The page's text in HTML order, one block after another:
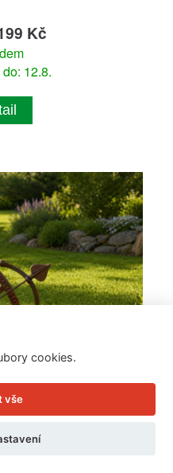
Kč
12.8.
cookies.
vše